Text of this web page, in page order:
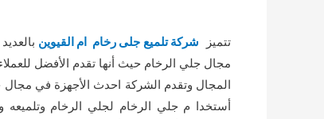
تتميز شركة تلميع جلى رخام ام القيوين
مجال جلي الرخام حيث أنها تقدم الأفضل
المجال وتقدم الشركة احدث الأجهزة في مجال
أستخدا م جلي الرخام لجلي الرخام